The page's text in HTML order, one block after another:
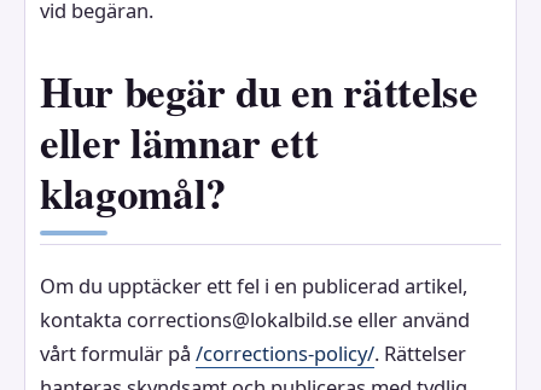
vid begäran.
Hur begär du en rättelse
eller lämnar ett
klagomål?
Om du upptäcker ett fel i en publicerad artikel,
kontakta corrections@lokalbild.se eller använd
vårt formulär på /corrections-policy/. Rättelser